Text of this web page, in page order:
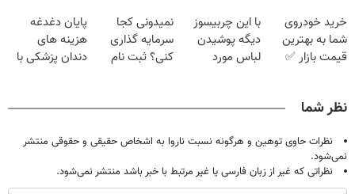
امشب)
میلیون تومان!!!
خرید خودروی
شما به بهترین
قیمت بازار ✅
با این چربیسوز
دیگه پوشیدن
لباس مورد
نمیدونی کجا
سرمایه گذاری
کنی؟ ثبت نام
پایان دغدغه
هزینه های
دندان پزشکی با
نظر شما
نظرات حاوی توهین و هرگونه نسبت ناروا به اشخاص حقیقی و حقوقی منتشر
نمی‌شود.
نظراتی که غیر از زبان فارسی یا غیر مرتبط با خبر باشد منتشر نمی‌شود.